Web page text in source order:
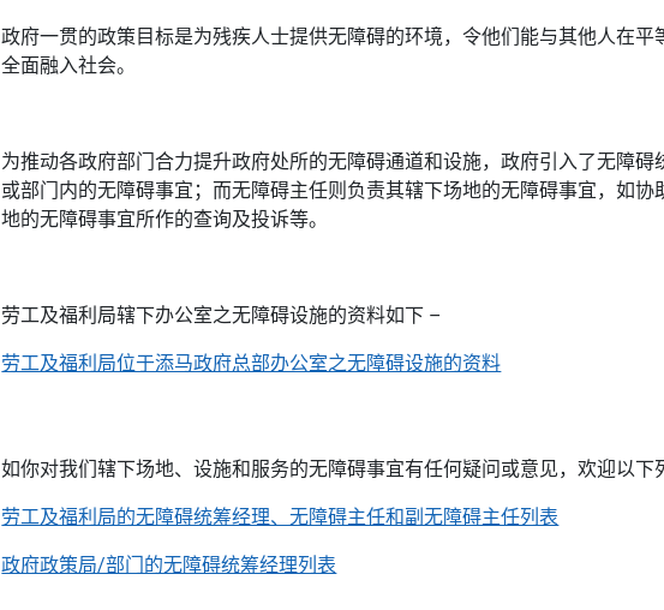
政府一贯的政策目标是为残疾人士提供无障碍的环境，令他们能与其他人在
全面融入社会。
为推动各政府部门合力提升政府处所的无障碍通道和设施，政府引入了无障
或部门内的无障碍事宜；而无障碍主任则负责其辖下场地的无障碍事宜，如
地的无障碍事宜所作的查询及投诉等。
劳工及福利局辖下办公室之无障碍设施的资料如下 –
劳工及福利局位于添马政府总部办公室之无障碍设施的资料
如你对我们辖下场地、设施和服务的无障碍事宜有任何疑问或意见，欢迎以
劳工及福利局的无障碍统筹经理、无障碍主任和副无障碍主任列表
政府政策局/部门的无障碍统筹经理列表